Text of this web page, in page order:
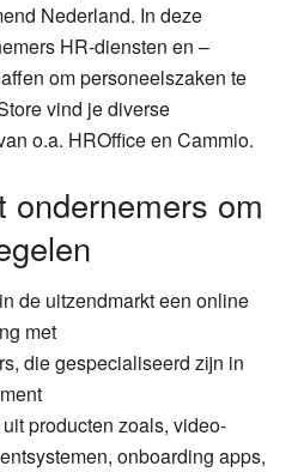
Nederland. In deze
HR-diensten en –
om personeelszaken te
vind je diverse
o.a. HROffice en Cammio.
ondernemers om
de uitzendmarkt een online
met
die gespecialiseerd zijn in
producten zoals, video-
onboarding apps,